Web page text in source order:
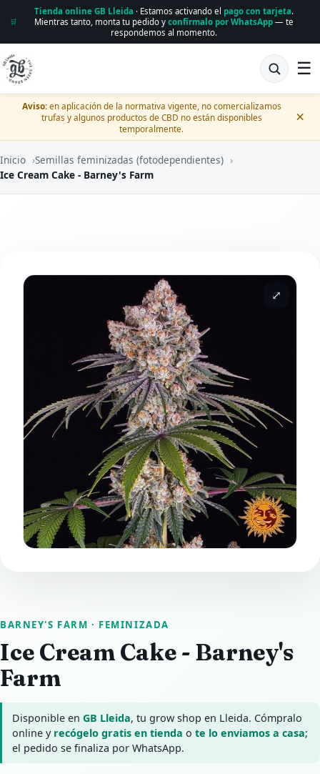
🛒
Tienda online GB Lleida · Estamos activando el pago con tarjeta.
Mientras tanto, monta tu pedido y confírmalo por WhatsApp— te
respondemos al momento.
☰
Aviso:en aplicación de la normativa vigente, no comercializamos
trufas y algunos productos de CBD no están disponibles
temporalmente.
×
Inicio ›Semillas feminizadas (fotodependientes) ›
Ice Cream Cake - Barney's Farm
⤢
BARNEY'S FARM · FEMINIZADA
Ice Cream Cake - Barney's
Farm
Disponible enGB Lleida, tu grow shop en Lleida. Cómpralo
online y recógelo gratis en tienda ote lo enviamos a casa;
el pedido se finaliza por WhatsApp.